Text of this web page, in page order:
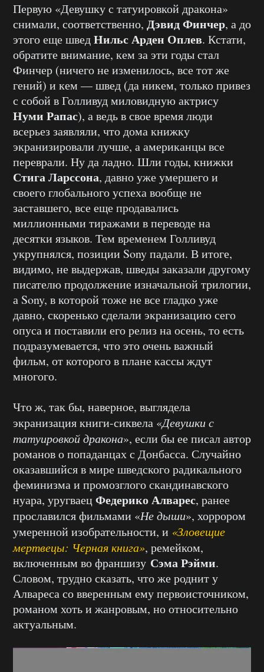
Первую «Девушку с татуировкой дракона»
снимали, соответственно, Дэвид Финчер, а до
этого еще шведНильс Арден Оплев. Кстати,
обратите внимание, кем за эти годы стал
Финчер (ничего не изменилось, все тот же
гений) и кем — швед (да никем, только привез
с собой в Голливуд миловидную актрису
Нуми Рапас), а ведь в свое время люди
всерьез заявляли, что дома книжку
экранизировали лучше, а американцы все
переврали. Ну да ладно. Шли годы, книжки
Стига Ларссона, давно уже умершего и
своего глобального успеха вообще не
заставшего, все еще продавались
миллионными тиражами в переводе на
десятки языков. Тем временем Голливуд
укрупнялся, позиции Sony падали. В итоге,
видимо, не выдержав, шведы заказали другому
писателю продолжение изначальной трилогии,
а Sony, в которой тоже не все гладко уже
давно, скоренько сделали экранизацию сего
опуса и поставили его релиз на осень, то есть
подразумевается, что это очень важный
фильм, от которого в плане кассы ждут
многого.
Что ж, так бы, наверное, выглядела
экранизация книги-сиквела «Девушки с
татуировкой дракона», если бы ее писал автор
романов о попаданцах с Донбасса. Случайно
оказавшийся в мире шведского радикального
феминизма и промозглого скандинавского
нуара, уругваецФедерико Алварес, ранее
прославился фильмами «Не дыши», хоррором
умеренной изобрательности, и «Зловещие
мертвецы: Черная книга», ремейком,
включенным во франшизу Сэма Рэйми.
Словом, трудно сказать, что же роднит у
Алвареса со вверенным ему первоисточником,
романом хоть и жанровым, но относительно
актуальным.